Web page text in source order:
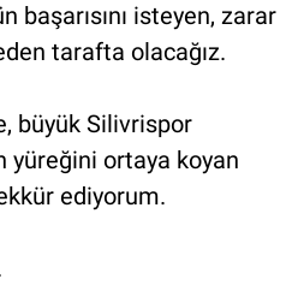
başarısını isteyen, zarar
tarafta olacağız.
büyük Silivrispor
yüreğini ortaya koyan
ediyorum.